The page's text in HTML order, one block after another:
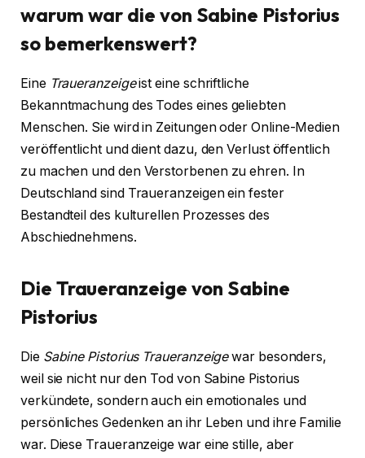
warum war die von Sabine Pistorius
so bemerkenswert?
Eine Traueranzeigeist eine schriftliche
Bekanntmachung des Todes eines geliebten
Menschen. Sie wird in Zeitungen oder Online-Medien
veröffentlicht und dient dazu, den Verlust öffentlich
zu machen und den Verstorbenen zu ehren. In
Deutschland sind Traueranzeigen ein fester
Bestandteil des kulturellen Prozesses des
Abschiednehmens.
Die Traueranzeige von Sabine
Pistorius
Die Sabine Pistorius Traueranzeigewar besonders,
weil sie nicht nur den Tod von Sabine Pistorius
verkündete, sondern auch ein emotionales und
persönliches Gedenken an ihr Leben und ihre Familie
war. Diese Traueranzeige war eine stille, aber